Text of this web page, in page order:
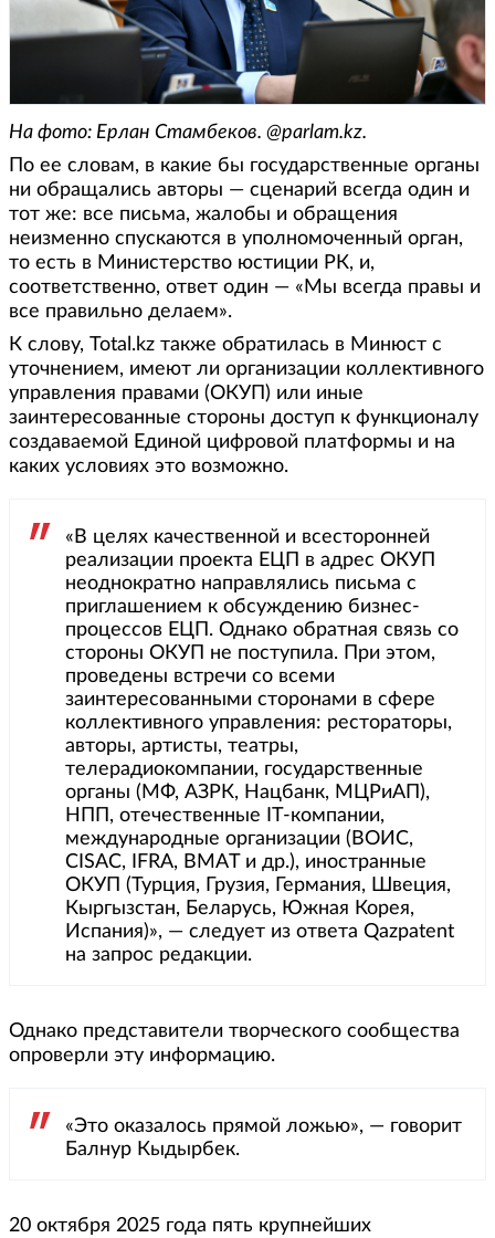
На фото: Ерлан Стамбеков. @parlam.kz.
По ее словам, в какие бы государственные органы
ни обращались авторы — сценарий всегда один и
тот же: все письма, жалобы и обращения
неизменно спускаются в уполномоченный орган,
то есть в Министерство юстиции РК, и,
соответственно, ответ один — «Мы всегда правы и
все правильно делаем».
К слову, Total.kz также обратилась в Минюст с
уточнением, имеют ли организации коллективного
управления правами (ОКУП) или иные
заинтересованные стороны доступ к функционалу
создаваемой Единой цифровой платформы и на
каких условиях это возможно.
«В целях качественной и всесторонней
реализации проекта ЕЦП в адрес ОКУП
неоднократно направлялись письма с
приглашением к обсуждению бизнес-
процессов ЕЦП. Однако обратная связь со
стороны ОКУП не поступила. При этом,
проведены встречи со всеми
заинтересованными сторонами в сфере
коллективного управления: рестораторы,
авторы, артисты, театры,
телерадиокомпании, государственные
органы (МФ, АЗРК, Нацбанк, МЦРиАП),
НПП, отечественные IT-компании,
международные организации (ВОИС,
CISAC, IFRA, BMAT и др.), иностранные
ОКУП (Турция, Грузия, Германия, Швеция,
Кыргызстан, Беларусь, Южная Корея,
Испания)», — следует из ответа Qazpatent
на запрос редакции.
Однако представители творческого сообщества
опроверли эту информацию.
«Это оказалось прямой ложью», — говорит
Балнур Кыдырбек.
20 октября 2025 года пять крупнейших